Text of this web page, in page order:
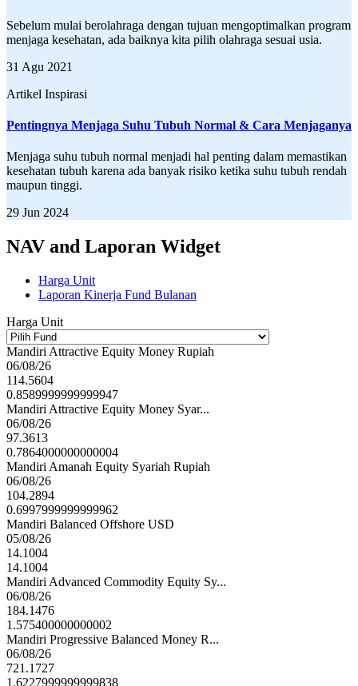
Sebelum mulai berolahraga dengan tujuan mengoptimalkan program
menjaga kesehatan, ada baiknya kita pilih olahraga sesuai usia.
31 Agu 2021
Artikel Inspirasi
Pentingnya Menjaga Suhu Tubuh Normal & Cara Menjaganya
Menjaga suhu tubuh normal menjadi hal penting dalam memastikan
kesehatan tubuh karena ada banyak risiko ketika suhu tubuh rendah
maupun tinggi.
29 Jun 2024
NAV and Laporan Widget
Harga Unit
Laporan Kinerja Fund Bulanan
Harga Unit
Mandiri Attractive Equity Money Rupiah
06/08/26
114.5604
0.8589999999999947
Mandiri Attractive Equity Money Syar...
06/08/26
97.3613
0.7864000000000004
Mandiri Amanah Equity Syariah Rupiah
06/08/26
104.2894
0.6997999999999962
Mandiri Balanced Offshore USD
05/08/26
14.1004
14.1004
Mandiri Advanced Commodity Equity Sy...
06/08/26
184.1476
1.575400000000002
Mandiri Progressive Balanced Money R...
06/08/26
721.1727
1.6227999999999838